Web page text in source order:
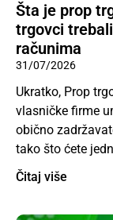
Šta je prop
trgovci
računima
31/07/2026
Ukratko, Prop
vlasničke firme
obično
tako što ćete
Čitaj više